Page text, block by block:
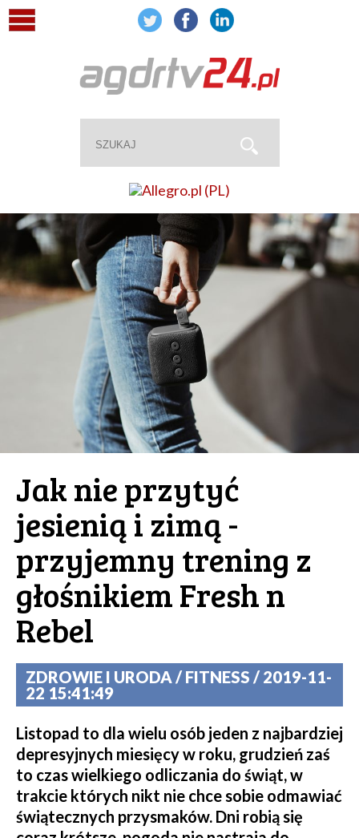
Jak nie przytyć
jesienią i zimą -
przyjemny trening z
głośnikiem Fresh n
Rebel
ZDROWIE I URODA / FITNESS / 2019-11-
22 15:41:49
Listopad to dla wielu osób jeden z najbardziej
depresyjnych miesięcy w roku, grudzień zaś
to czas wielkiego odliczania do świąt, w
trakcie których nikt nie chce sobie odmawiać
świątecznych przysmaków. Dni robią się